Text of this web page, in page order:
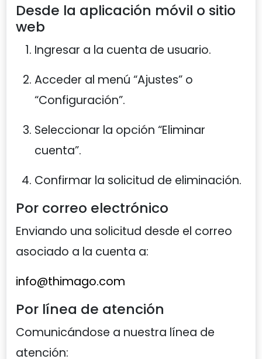
Desde la aplicación móvil o sitio
web
Ingresar a la cuenta de usuario.
Acceder al menú “Ajustes” o
“Configuración”.
Seleccionar la opción “Eliminar
cuenta”.
Confirmar la solicitud de eliminación.
Por correo electrónico
Enviando una solicitud desde el correo
asociado a la cuenta a:
info@thimago.com
Por línea de atención
Comunicándose a nuestra línea de
atención: